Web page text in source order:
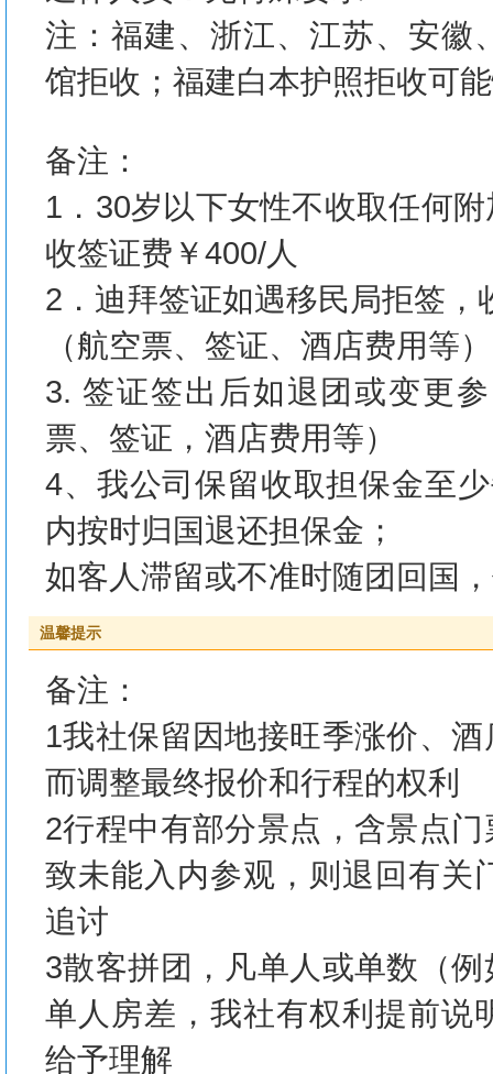
注：福建、浙江、江苏、安徽
馆拒收；福建白本护照拒收可
备注：
1．30岁以下女性不收取任何
收签证费￥400/人
2．迪拜签证如遇移民局拒签
（航空票、签证、酒店费用等）
3. 签证签出后如退团或变更
票、签证，酒店费用等）
4、我公司保留收取担保金至
内按时归国退还担保金；
如客人滞留或不准时随团回国
温馨提示
备注：
1我社保留因地接旺季涨价、
而调整最终报价和行程的权利
2行程中有部分景点，含景点
致未能入内参观，则退回有关
追讨
3散客拼团，凡单人或单数（
单人房差，我社有权利提前说
给予理解